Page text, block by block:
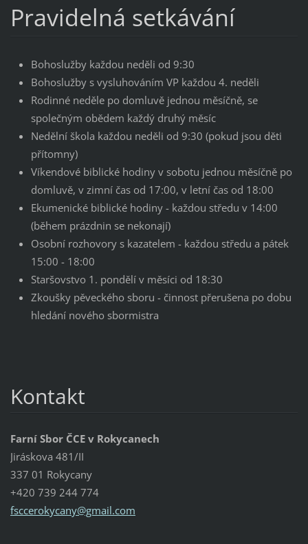
Pravidelná setkávání
Bohoslužby každou neděli od 9:30
Bohoslužby s vysluhováním VP každou 4. neděli
Rodinné neděle po domluvě jednou měsíčně, se
společným obědem každý druhý měsíc
Nedělní škola každou neděli od 9:30 (pokud jsou děti
přítomny)
Víkendové biblické hodiny v sobotu jednou měsíčně po
domluvě, v zimní čas od 17:00, v letní čas od 18:00
Ekumenické biblické hodiny - každou středu v 14:00
(během prázdnin se nekonají)
Osobní rozhovory s kazatelem - každou středu a pátek
15:00 - 18:00
Staršovstvo 1. pondělí v měsíci od 18:30
Zkoušky pěveckého sboru - činnost přerušena po dobu
hledání nového sbormistra
Kontakt
Farní Sbor ČCE v Rokycanech
Jiráskova 481/II
337 01 Rokycany
+420 739 244 774
fsccerokycany@gmail.com